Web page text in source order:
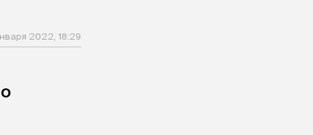
2022, 18:29